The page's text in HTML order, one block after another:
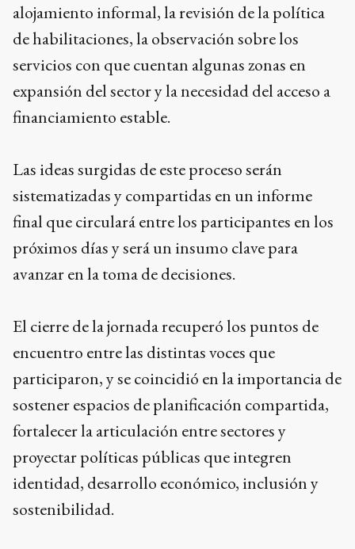
alojamiento informal, la revisión de la política
de habilitaciones, la observación sobre los
servicios con que cuentan algunas zonas en
expansión del sector y la necesidad del acceso a
financiamiento estable.
Las ideas surgidas de este proceso serán
sistematizadas y compartidas en un informe
final que circulará entre los participantes en los
próximos días y será un insumo clave para
avanzar en la toma de decisiones.
El cierre de la jornada recuperó los puntos de
encuentro entre las distintas voces que
participaron, y se coincidió en la importancia de
sostener espacios de planificación compartida,
fortalecer la articulación entre sectores y
proyectar políticas públicas que integren
identidad, desarrollo económico, inclusión y
sostenibilidad.